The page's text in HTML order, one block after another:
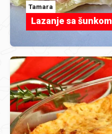
Tamara
Lazanje sa šunkom